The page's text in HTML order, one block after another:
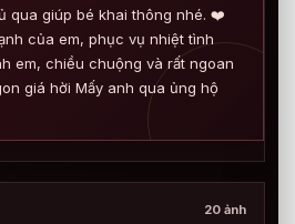
qua giúp bé khai thông nhé. ❤️
của em, phục vụ nhiệt tình
em, chiều chuộng và rất ngoan
giá hời Mấy anh qua ủng hộ
20 ảnh